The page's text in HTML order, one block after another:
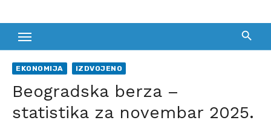
EKONOMIJA IZDVOJENO
Beogradska berza –
statistika za novembar 2025.